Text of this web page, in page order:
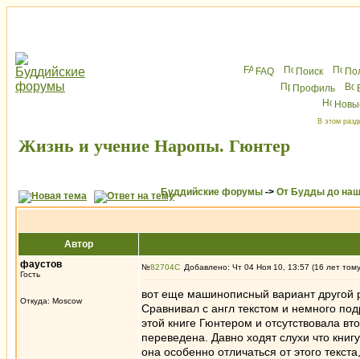
FAQ Поиск
Профиль
В этом
Жизнь и учение Наропы. Гюнтер
Буддийские форумы -> От Будды до
Автор
фаустов
Гость
Откуда: Moscow
№82704 Добавлено: Чт 04 Ноя 10, 13:57 (16 лет
вот еще машинописный вариант
Сравнивал с англ текстом и немного
этой книге Гюнтером и отсутствовала
переведена. Давно ходят слухи что
она особенно отличаться от этого